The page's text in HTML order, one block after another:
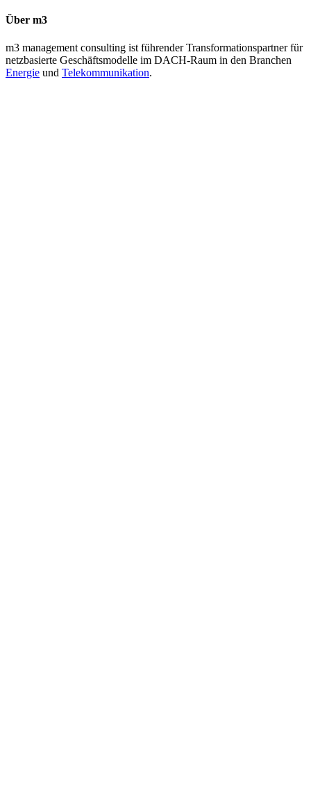
Über m3
m3 management consulting ist führender Transformationspartner für
netzbasierte Geschäftsmodelle im DACH-Raum in den Branchen
Energie und Telekommunikation.